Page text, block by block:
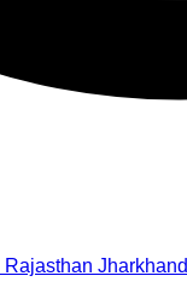
Rajasthan Jharkhand